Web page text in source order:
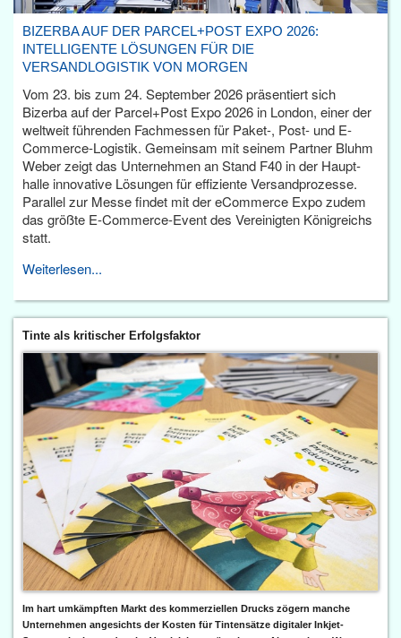
BIZERBA AUF DER PARCEL+POST EXPO 2026:
INTELLIGENTE LÖSUNGEN FÜR DIE
VERSANDLOGISTIK VON MORGEN
Vom 23. bis zum 24. September 2026 präsentiert sich
Bizerba auf der Parcel+Post Expo 2026 in London, einer der
weltweit führenden Fachmessen für Paket-, Post- und E-
Commerce-Logistik. Gemeinsam mit seinem Partner Bluhm
Weber zeigt das Unternehmen an Stand F40 in der Haupt­
halle innovative Lösungen für effiziente Versandprozesse.
Parallel zur Messe findet mit der eCommerce Expo zudem
das größte E-Commerce-Event des Vereinigten Königreichs
statt.
Weiterlesen...
Tinte als kritischer Erfolgsfaktor
Im hart umkämpften Markt des kommerziellen Drucks zögern manche
Unternehmen angesichts der Kosten für Tintensätze digitaler Inkjet-